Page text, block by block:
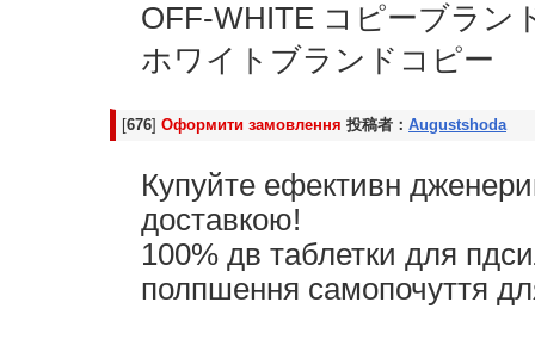
OFF-WHITE コピーブラン
ホワイトブランドコピー
[676] Оформити замовлення 投稿者： Augustshoda
Купуйте ефективн
доставкою!
100% дв таблетки для
полпшення самопочуття